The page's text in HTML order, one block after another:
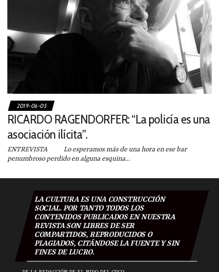
2019-06-05
RICARDO RAGENDORFER: “La policía es una
asociación ilícita”.
ENTREVISTA Lo esperamos más de una hora en ese bar
penumbroso perdido en alguna esquina…
LA CULTURA ES UNA CONSTRUCCIÓN
SOCIAL. POR TANTO TODOS LOS
CONTENIDOS PUBLICADOS EN NUESTRA
REVISTA SON LIBRES DE SER
COMPARTIDOS, REPRODUCIDOS O
PLAGIADOS, CITÁNDOSE LA FUENTE Y SIN
FINES DE LUCRO.